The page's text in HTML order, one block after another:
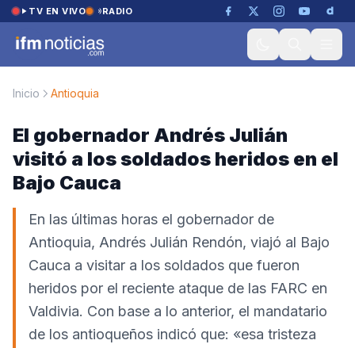
Saltar al contenido
TV EN VIVO RADIO
Inicio Antioquia
El gobernador Andrés Julián
visitó a los soldados heridos en el
Bajo Cauca
En las últimas horas el gobernador de
Antioquia, Andrés Julián Rendón, viajó al Bajo
Cauca a visitar a los soldados que fueron
heridos por el reciente ataque de las FARC en
Valdivia. Con base a lo anterior, el mandatario
de los antioqueños indicó que: «esa tristeza